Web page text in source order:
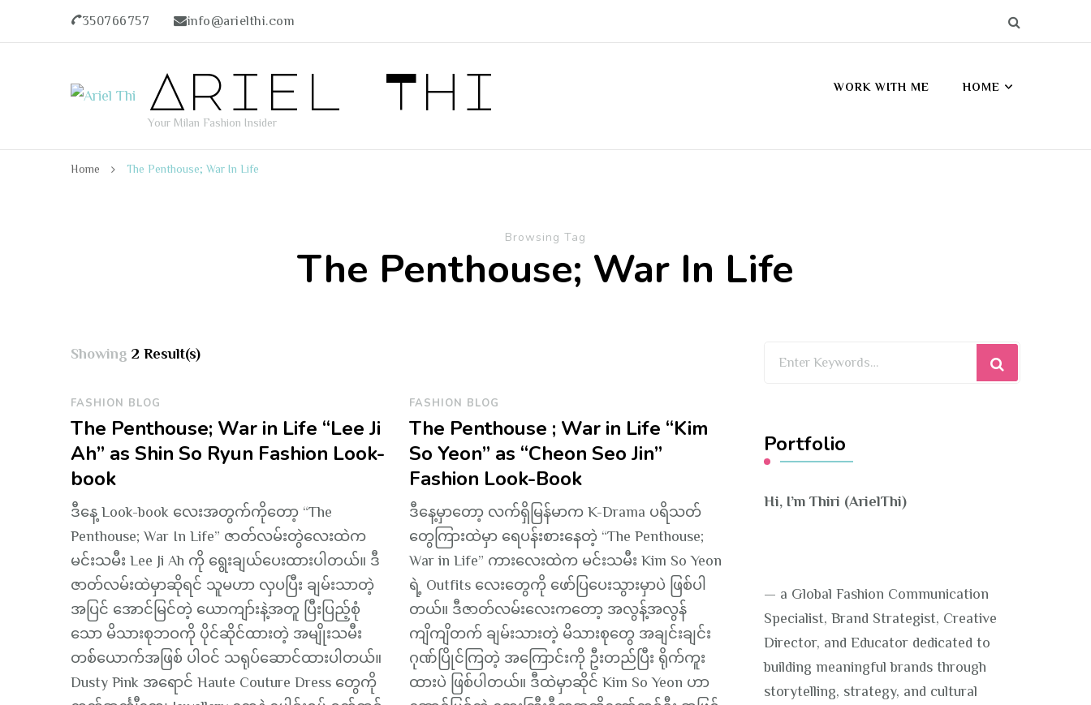
350766757 info@arielthi.com
Ariel Thi
Your Milan Fashion Insider
WORK WITH ME HOME
Home The Penthouse; War In Life
Browsing Tag
The Penthouse; War In Life
Showing 2 Result(s)
FASHION BLOG
The Penthouse; War in Life “Lee Ji
Ah” as Shin So Ryun Fashion Look-
book
ဒီနေ့ Look-book လေးအတွက်ကိုတော့ “The
Penthouse; War In Life” ဇာတ်လမ်းတွဲလေးထဲက
မင်းသမီး Lee Ji Ah ကို ရွေးချယ်ပေးထားပါတယ်။ ဒီ
ဇာတ်လမ်းထဲမှာဆိုရင် သူမဟာ လှပပြီး ချမ်းသာတဲ့
အပြင် အောင်မြင်တဲ့ ယောကျာ်းနဲ့အတူ ပြီးပြည့်စုံ
သော မိသားစုဘဝကို ပိုင်ဆိုင်ထားတဲ့ အမျိုးသမီး
တစ်ယောက်အဖြစ် ပါဝင် သရုပ်ဆောင်ထားပါတယ်။
Dusty Pink အရောင် Haute Couture Dress တွေကို
FASHION BLOG
The Penthouse ; War in Life “Kim
So Yeon” as “Cheon Seo Jin”
Fashion Look-Book
ဒီနေ့မှာတော့ လက်ရှိမြန်မာက K-Drama ပရိသတ်
တွေကြားထဲမှာ ရေပန်းစားနေတဲ့ “The Penthouse;
War in Life” ကားလေးထဲက မင်းသမီး Kim So Yeon
ရဲ့ Outfits လေးတွေကို ဖော်ပြပေးသွားမှာပဲ ဖြစ်ပါ
တယ်။ ဒီဇာတ်လမ်းလေးကတော့ အလွန့်အလွန်
ကျိကျိတက် ချမ်းသားတဲ့ မိသားစုတွေ အချင်းချင်း
ဂုဏ်ပြိုင်ကြတဲ့ အကြောင်းကို ဦးတည်ပြီး ရိုက်ကူး
ထားပဲ ဖြစ်ပါတယ်။ ဒီထဲမှာဆိုင် Kim So Yeon ဟာ
Portfolio
Hi, I’m Thiri (ArielThi)
— a Global Fashion Communication
Specialist, Brand Strategist, Creative
Director, and Educator dedicated to
building meaningful brands through
storytelling, strategy, and cultural